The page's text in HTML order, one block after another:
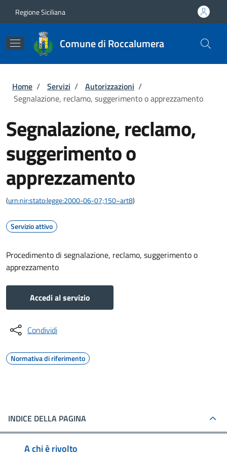
Regione Siciliana
Comune di Roccalumera
Briciole di pane
Home / Servizi / Autorizzazioni /
Segnalazione, reclamo, suggerimento o apprezzamento
Segnalazione, reclamo,
suggerimento o
apprezzamento
(urn:nir:stato:legge:2000-06-07;150~art8)
Servizio attivo
Procedimento di segnalazione, reclamo, suggerimento o
apprezzamento
Accedi al servizio
Condividi
Normativa di riferimento
INDICE DELLA PAGINA
A chi è rivolto